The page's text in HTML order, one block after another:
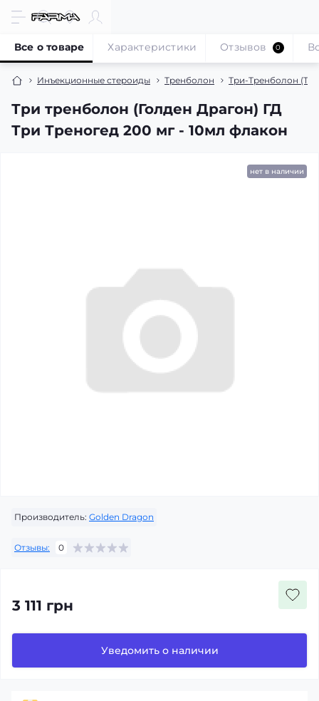
Инъекционные стероиды Тренболон Три-Тренболон
Три тренболон (Голден Драгон) ГД
Три Треногед 200 мг - 10мл флакон
Все о товаре Характеристики Отзывов 0
нет в наличии
Производитель: Golden Dragon
Отзывы: 0
3 111 грн
Уведомить о наличии